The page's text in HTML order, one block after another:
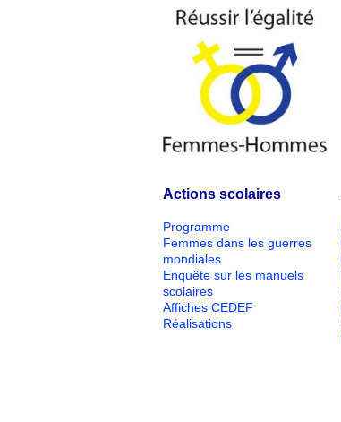
Actions scolaires
Programme
Femmes dans les guerres
mondiales
Enquête sur les manuels
scolaires
Affiches CEDEF
Réalisations